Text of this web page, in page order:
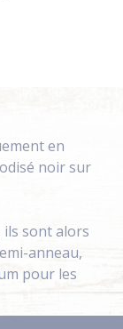
en
noir sur
sont alors
anneau,
pour les